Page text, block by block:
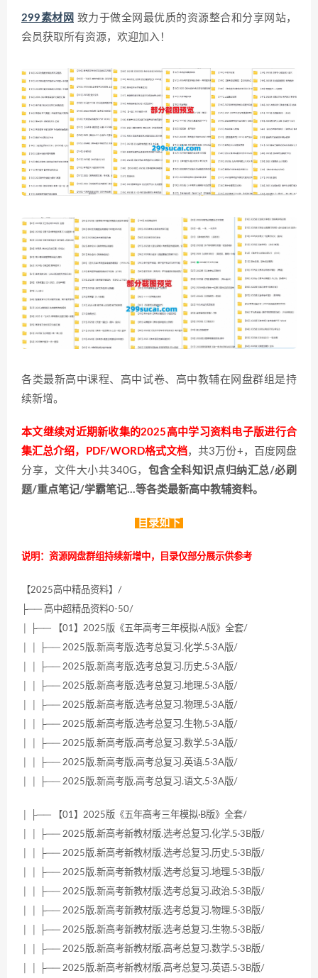
299素材网 致力于做全网最优质的资源整合和分享网站，
会员获取所有资源，欢迎加入！
各类最新高中课程、高中试卷、高中教辅在网盘群组是持
续新增。
本文继续对近期新收集的2025高中学习资料电子版进行合
集汇总介绍，PDF/WORD格式文档，共3万份+，百度网盘
分享，文件大小共340G， 包含全科知识点归纳汇总/必刷
题/重点笔记/学霸笔记…等各类最新高中教辅资料。
目录如下
说明：资源网盘群组持续新增中，目录仅部分展示供参考
【2025高中精品资料】/
├── 高中超精品资料0-50/
│ ├── 【01】2025版《五年高考三年模拟·A版》全套/
│ │ ├── 2025版.新高考版.选考总复习.化学.5·3A版/
│ │ ├── 2025版.新高考版.选考总复习.历史.5·3A版/
│ │ ├── 2025版.新高考版.选考总复习.地理.5·3A版/
│ │ ├── 2025版.新高考版.选考总复习.物理.5·3A版/
│ │ ├── 2025版.新高考版.选考总复习.生物.5·3A版/
│ │ ├── 2025版.新高考版.高考总复习.数学.5·3A版/
│ │ ├── 2025版.新高考版.高考总复习.英语.5·3A版/
│ │ ├── 2025版.新高考版.高考总复习.语文.5·3A版/
│ ├── 【01】2025版《五年高考三年模拟·B版》全套/
│ │ ├── 2025版.新高考新教材版.选考总复习.化学.5·3B版/
│ │ ├── 2025版.新高考新教材版.选考总复习.历史.5·3B版/
│ │ ├── 2025版.新高考新教材版.选考总复习.地理.5·3B版/
│ │ ├── 2025版.新高考新教材版.选考总复习.政治.5·3B版/
│ │ ├── 2025版.新高考新教材版.选考总复习.物理.5·3B版/
│ │ ├── 2025版.新高考新教材版.选考总复习.生物.5·3B版/
│ │ ├── 2025版.新高考新教材版.高考总复习.数学.5·3B版/
│ │ ├── 2025版.新高考新教材版.高考总复习.英语.5·3B版/